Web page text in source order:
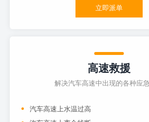
立即派单
高速救援
解决汽车高速中出现的各种应
汽车高速上水温过高